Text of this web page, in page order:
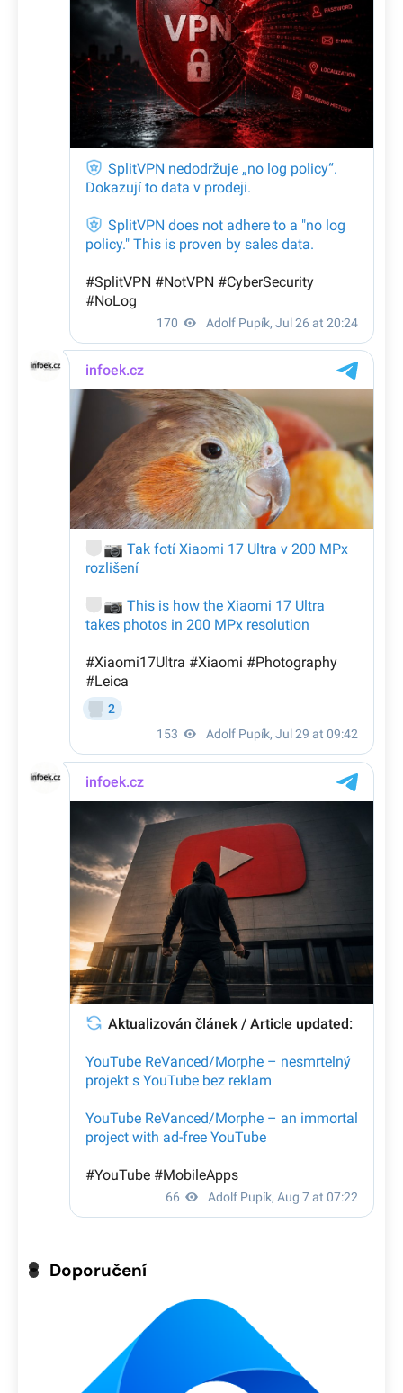
Doporučení